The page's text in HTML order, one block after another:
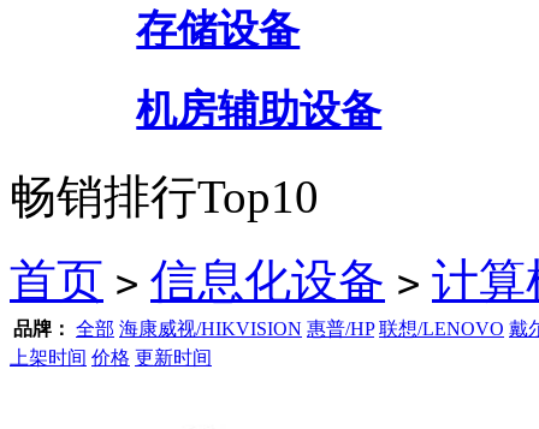
存储设备
机房辅助设备
畅销排行Top10
首页 > 信息化设备 > 计算
品牌： 全部 海康威视/HIKVISION 惠普/HP 联想/LENOVO 戴
上架时间 价格 更新时间